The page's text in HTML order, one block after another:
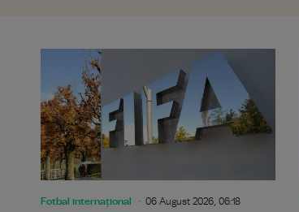
Fotbal internațional 06 August 2026, 06:18